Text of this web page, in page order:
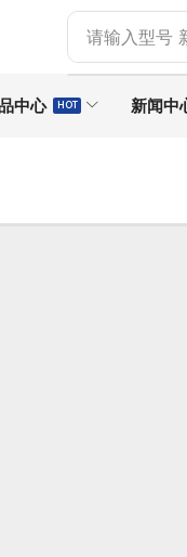
请输入型号
中心 HOT 新闻中